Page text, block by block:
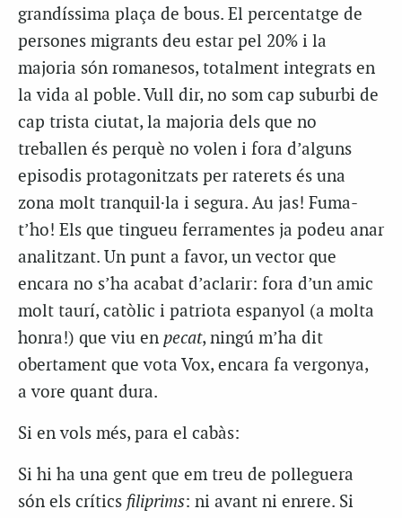
grandíssima plaça de bous. El percentatge de
persones migrants deu estar pel 20% i la
majoria són romanesos, totalment integrats en
la vida al poble. Vull dir, no som cap suburbi de
cap trista ciutat, la majoria dels que no
treballen és perquè no volen i fora d’alguns
episodis protagonitzats per raterets és una
zona molt tranquil·la i segura. Au jas! Fuma-
t’ho! Els que tingueu ferramentes ja podeu anar
analitzant. Un punt a favor, un vector que
encara no s’ha acabat d’aclarir: fora d’un amic
molt taurí, catòlic i patriota espanyol (a molta
honra!) que viu en pecat, ningú m’ha dit
obertament que vota Vox, encara fa vergonya,
a vore quant dura.
Si en vols més, para el cabàs:
Si hi ha una gent que em treu de polleguera
són els crítics filiprims: ni avant ni enrere. Si